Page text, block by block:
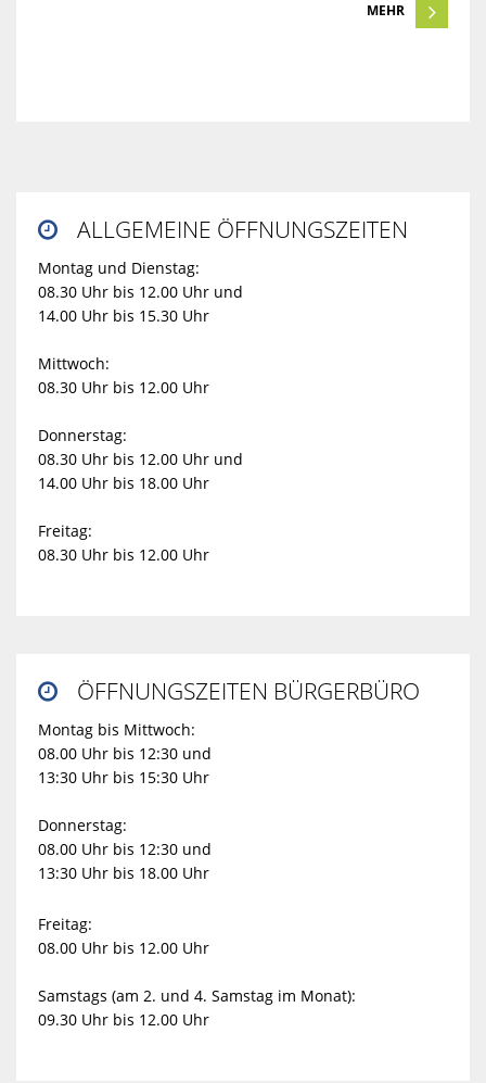
MEHR
 ALLGEMEINE ÖFFNUNGSZEITEN
Montag und Dienstag:
08.30 Uhr bis 12.00 Uhr und
14.00 Uhr bis 15.30 Uhr
Mittwoch:
08.30 Uhr bis 12.00 Uhr
Donnerstag:
08.30 Uhr bis 12.00 Uhr und
14.00 Uhr bis 18.00 Uhr
Freitag:
08.30 Uhr bis 12.00 Uhr
 ÖFFNUNGSZEITEN BÜRGERBÜRO
Montag bis Mittwoch:
08.00 Uhr bis 12:30 und
13:30 Uhr bis 15:30 Uhr
Donnerstag:
08.00 Uhr bis 12:30 und
13:30 Uhr bis 18.00 Uhr
Freitag:
08.00 Uhr bis 12.00 Uhr
Samstags (am 2. und 4. Samstag im Monat):
09.30 Uhr bis 12.00 Uhr